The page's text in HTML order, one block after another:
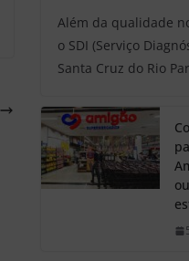
Além da qualidade
o SDI (Serviço
Santa Cruz do Rio